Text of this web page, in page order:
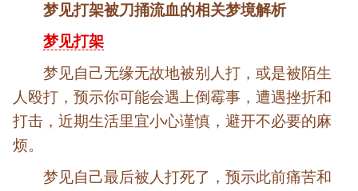
梦见打架被刀捅流血的相关梦境解析
梦见打架
梦见自己无缘无故地被别人打，或是被陌生
人殴打，预示你可能会遇上倒霉事，遭遇挫折和
打击，近期生活里宜小心谨慎，避开不必要的麻
烦。
梦见自己最后被人打死了，预示此前痛苦和